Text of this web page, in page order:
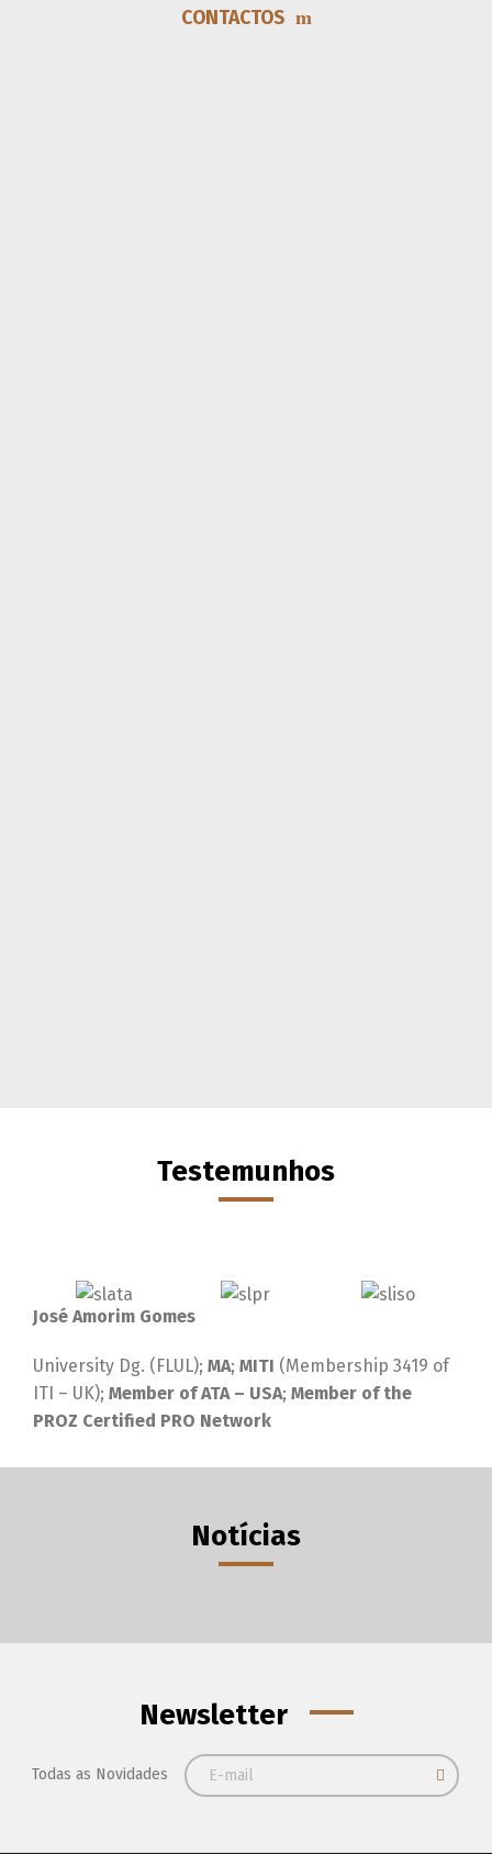
CONTACTOS
Testemunhos
José Amorim Gomes
University Dg. (FLUL); MA; MITI (Membership 3419 of
ITI – UK); Member of ATA – USA; Member of the
PROZ Certified PRO Network
Notícias
Newsletter
Todas as Novidades